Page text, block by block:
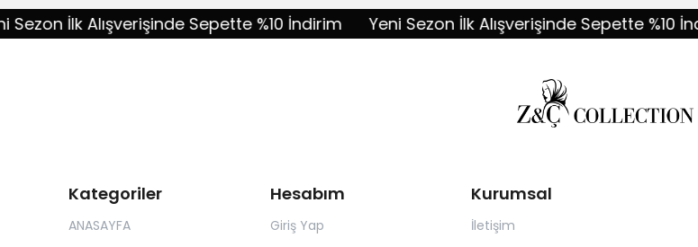
İlk Alışverişinde Sepette %10 İndirim Yeni Sezon İlk Alışverişinde Sepette %10 İndirim
Kategoriler
ANASAYFA
Hesabım
Giriş Yap
Kurumsal
İletişim